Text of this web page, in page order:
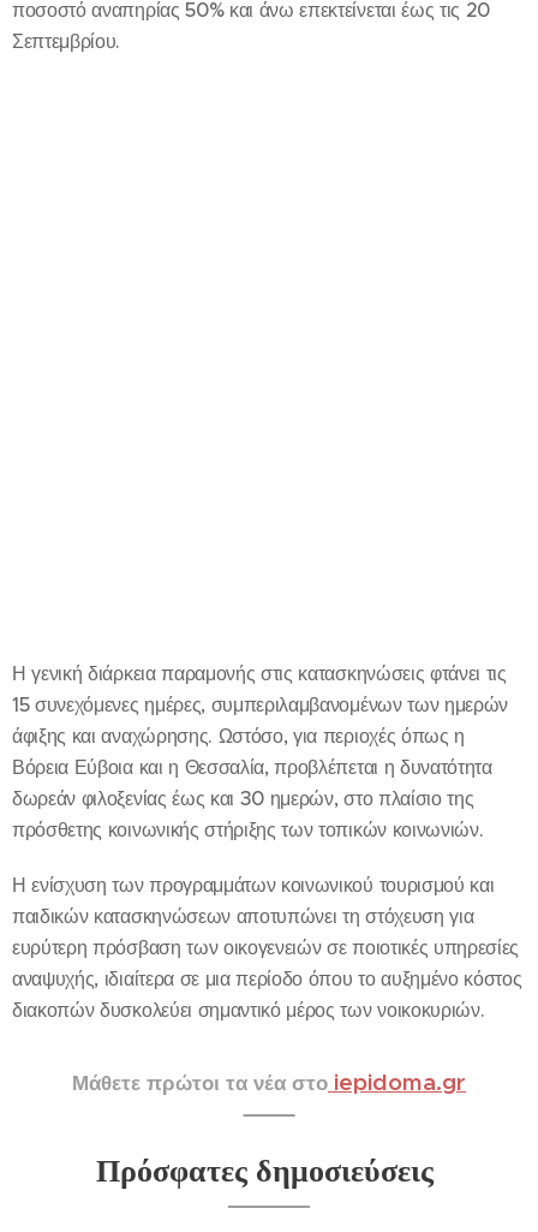
ποσοστό αναπηρίας 50% και άνω επεκτείνεται έως τις 20
Σεπτεμβρίου.
Η γενική διάρκεια παραμονής στις κατασκηνώσεις φτάνει τις
15 συνεχόμενες ημέρες, συμπεριλαμβανομένων των ημερών
άφιξης και αναχώρησης. Ωστόσο, για περιοχές όπως η
Βόρεια Εύβοια και η Θεσσαλία, προβλέπεται η δυνατότητα
δωρεάν φιλοξενίας έως και 30 ημερών, στο πλαίσιο της
πρόσθετης κοινωνικής στήριξης των τοπικών κοινωνιών.
Η ενίσχυση των προγραμμάτων κοινωνικού τουρισμού και
παιδικών κατασκηνώσεων αποτυπώνει τη στόχευση για
ευρύτερη πρόσβαση των οικογενειών σε ποιοτικές υπηρεσίες
αναψυχής, ιδιαίτερα σε μια περίοδο όπου το αυξημένο κόστος
διακοπών δυσκολεύει σημαντικό μέρος των νοικοκυριών.
Μάθετε πρώτοι τα νέα στο iepidoma.gr
Πρόσφατες δημοσιεύσεις